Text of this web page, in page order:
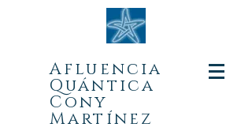
Afluencia
Quántica
Cony
Martínez